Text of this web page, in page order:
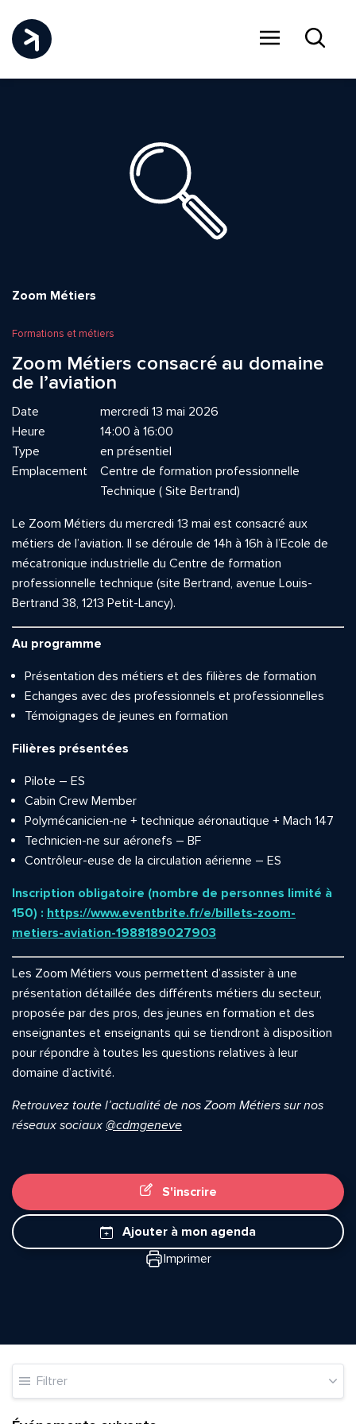
Zoom Métiers
Formations et métiers
Zoom Métiers consacré au domaine
de l’aviation
Date
mercredi 13 mai 2026
Heure
14:00 à 16:00
Type
en présentiel
Emplacement
Centre de formation professionnelle
Technique ( Site Bertrand)
Le Zoom Métiers du mercredi 13 mai est consacré aux
métiers de l’aviation. Il se déroule de 14h à 16h à l’Ecole de
mécatronique industrielle du Centre de formation
professionnelle technique (site Bertrand, avenue Louis-
Bertrand 38, 1213 Petit-Lancy).
Au programme
Présentation des métiers et des filières de formation
Echanges avec des professionnels et professionnelles
Témoignages de jeunes en formation
Filières présentées
Pilote – ES
Cabin Crew Member
Polymécanicien-ne + technique aéronautique + Mach 147
Technicien-ne sur aéronefs – BF
Contrôleur-euse de la circulation aérienne – ES
Inscription obligatoire (nombre de personnes limité à
150) : https://www.eventbrite.fr/e/billets-zoom-
metiers-aviation-1988189027903
Les Zoom Métiers vous permettent d’assister à une
présentation détaillée des différents métiers du secteur,
proposée par des pros, des jeunes en formation et des
enseignantes et enseignants qui se tiendront à disposition
pour répondre à toutes les questions relatives à leur
domaine d’activité.
Retrouvez toute l’actualité de nos Zoom Métiers sur nos
réseaux sociaux @cdmgeneve
S'inscrire
Ajouter à mon agenda
Imprimer
Filtrer
Quelle est la pertinence de cette page?